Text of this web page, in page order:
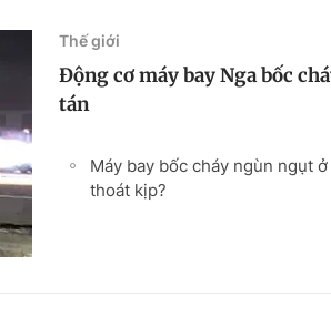
Thế giới
Động cơ máy bay Nga bốc
tán
Máy bay bốc cháy ngùn ngụt
thoát kịp?